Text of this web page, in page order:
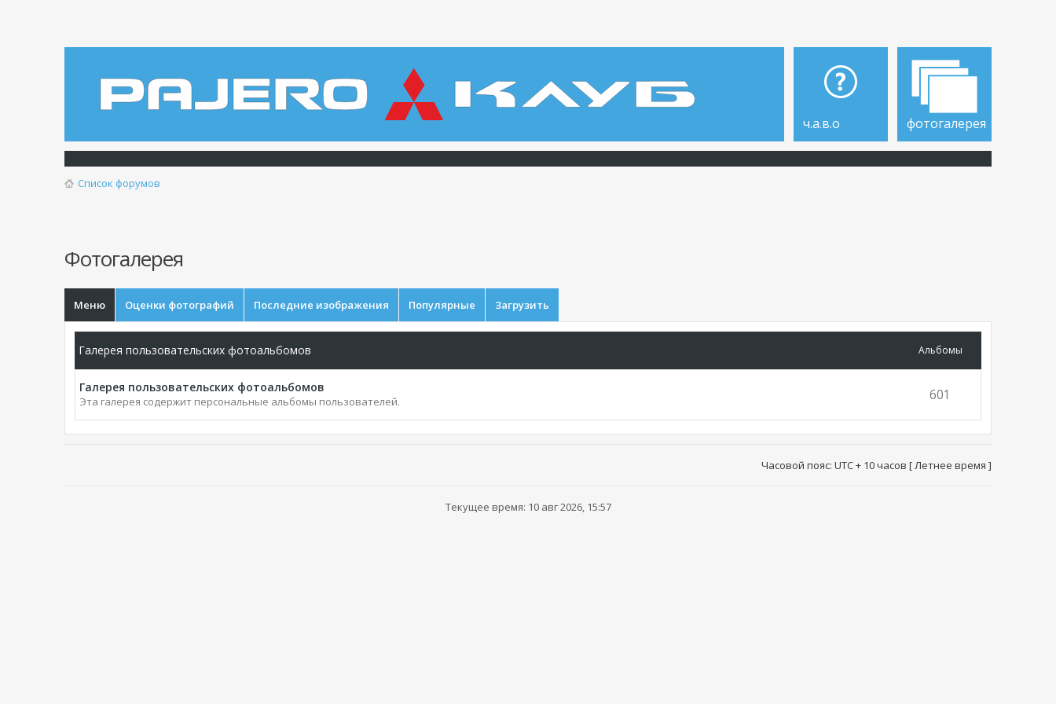
ч.а.в.о фотогалерея
Список форумов
Фотогалерея
Меню Оценки фотографий Последние изображения Популярные Загрузить
Галерея пользовательских фотоальбомов Альбомы
Галерея пользовательских фотоальбомов
Эта галерея содержит персональные альбомы пользователей. 601
Часовой пояс: UTC + 10 часов [ Летнее время ]
Текущее время: 10 авг 2026, 15:57